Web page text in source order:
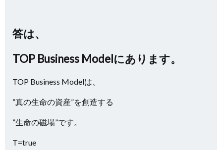
答は、
TOP Business Modelにあります。
TOP Business Modelは、
”真の生命の資産”を創造する
”生命の磁場”です。
T=true